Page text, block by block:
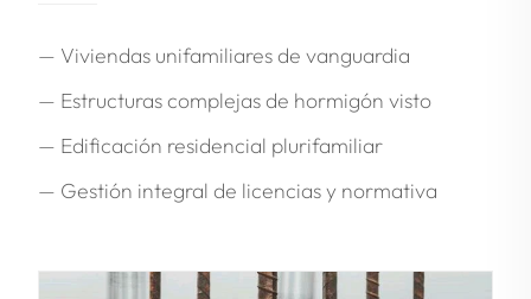
— Viviendas unifamiliares de vanguardia
— Estructuras complejas de hormigón visto
— Edificación residencial plurifamiliar
— Gestión integral de licencias y normativa